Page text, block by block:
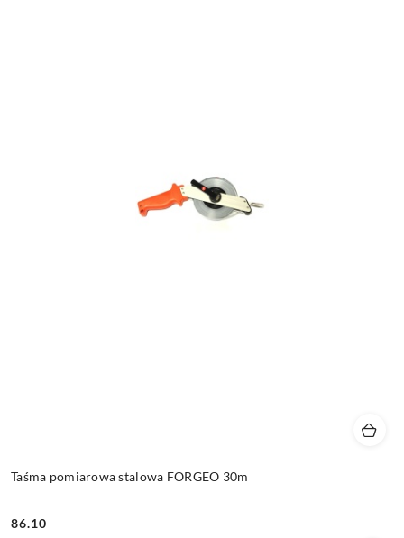
Taśma pomiarowa stalowa FORGEO 30m
Cena:
86.10